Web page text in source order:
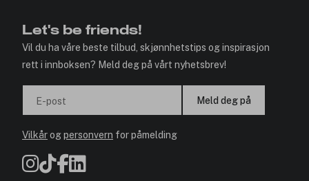
Let's be friends!
Vil du ha våre beste tilbud, skjønnhetstips og inspirasjon
rett i innboksen? Meld deg på vårt nyhetsbrev!
E-post Meld deg på
Vilkårogpersonvern for påmelding